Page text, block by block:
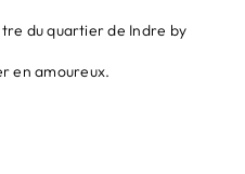
du quartier de Indre by
en amoureux.